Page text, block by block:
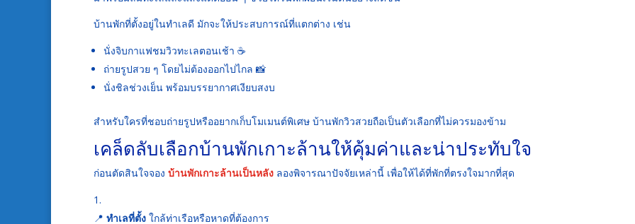
บ้านพักที่ตั้งอยู่ในทำเลดี มักจะให้ประสบการณ์ที่แตกต่าง เช่น
นั่งจิบกาแฟชมวิวทะเลตอนเช้า ☕
ถ่ายรูปสวย ๆ โดยไม่ต้องออกไปไกล 📸
นั่งชิลช่วงเย็น พร้อมบรรยากาศเงียบสงบ
สำหรับใครที่ชอบถ่ายรูปหรืออยากเก็บโมเมนต์พิเศษ บ้านพักวิวสวยถือเป็นตัวเลือกที่ไม่ควรมองข้าม
เคล็ดลับเลือกบ้านพักเกาะล้านให้คุ้มค่าและน่าประทับใจ
ก่อนตัดสินใจจอง บ้านพักเกาะล้านเป็นหลัง ลองพิจารณาปัจจัยเหล่านี้ เพื่อให้ได้ที่พักที่ตรงใจมากที่สุด
📍 ทำเลที่ตั้ง ใกล้ท่าเรือหรือหาดที่ต้องการ